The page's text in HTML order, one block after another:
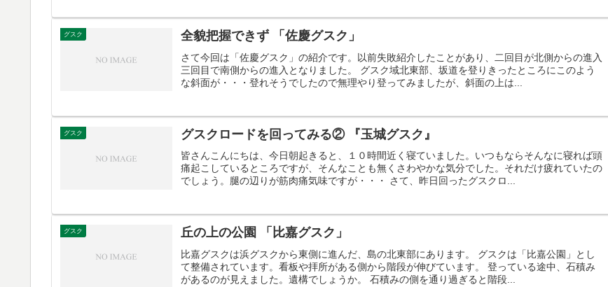
グスク 全貌把握できず 「佐慶グスク」
さて今回は「佐慶グスク」の紹介です。以前失敗紹介したことがあり、二回目が北側からの進入
三回目で南側からの進入となりました。 グスク域北東部、坂道を登りきったところにこのよう
な斜面が・・・登れそうでしたので無理やり登ってみましたが、斜面の上は...
グスク グスクロードを回ってみる② 『玉城グスク』
皆さんこんにちは、今日朝起きると、１０時間近く寝ていました。いつもならそんなに寝れば頭
痛起こしているところですが、そんなことも無くさわやかな気分でした。それだけ疲れていたの
でしょう。腿の辺りが筋肉痛気味ですが・・・ さて、昨日回ったグスクロ...
グスク 丘の上の公園 「比嘉グスク」
比嘉グスクは浜グスクから東側に進んだ、島の北東部にあります。 グスクは「比嘉公園」とし
て整備されています。看板や拝所がある側から階段が伸びています。 登っている途中、石積み
があるのが見えました。遺構でしょうか。 石積みの側を通り過ぎると階段...